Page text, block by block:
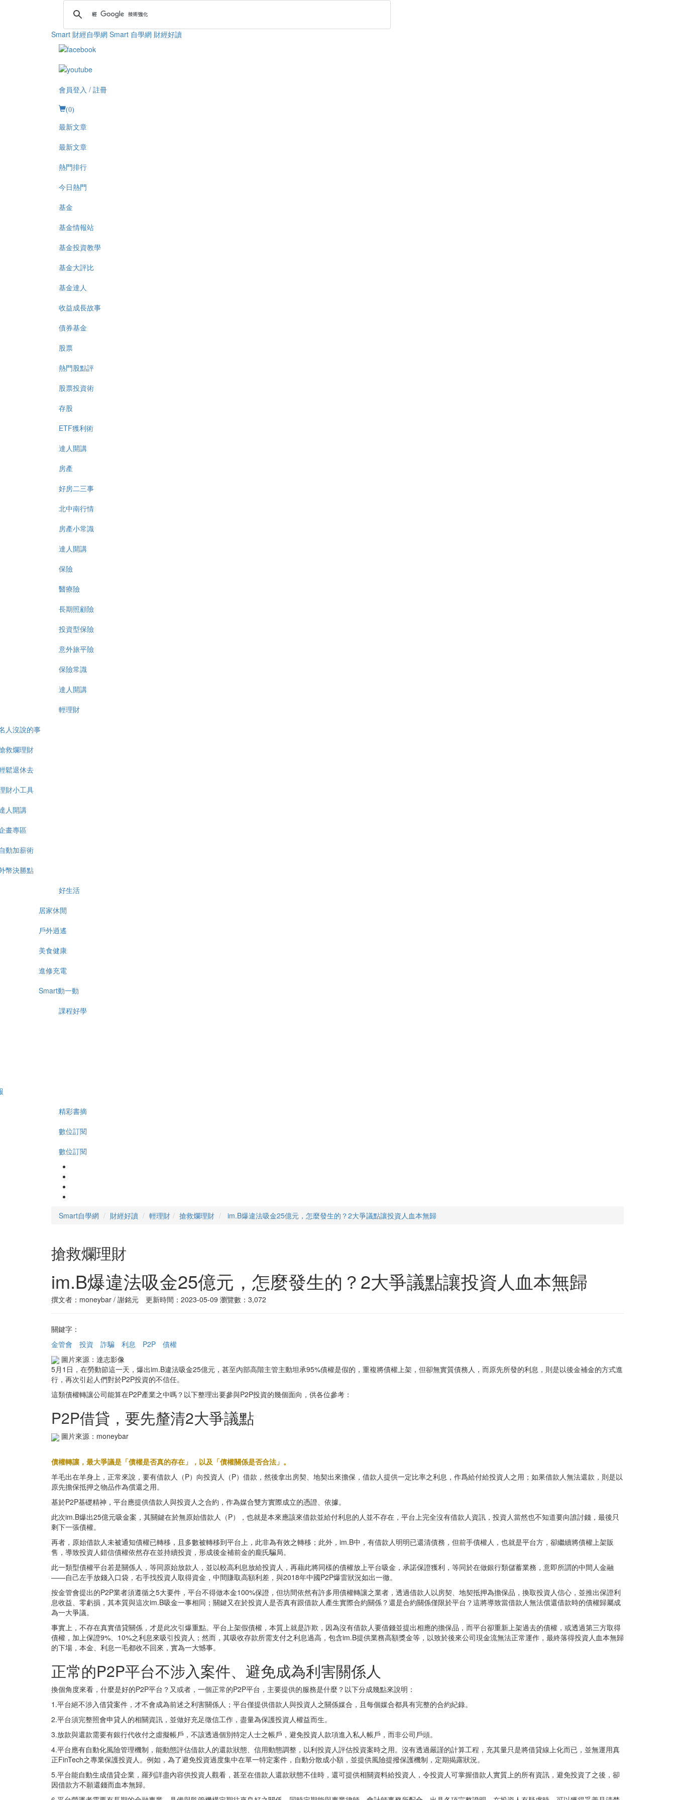
Smart 財經自學網 Smart 自學網 財經好讀
會員登入 / 註冊
(0)
最新文章
最新文章
熱門排行
今日熱門
基金
基金情報站
基金投資教學
基金大評比
基金達人
收益成長故事
債券基金
股票
熱門股點評
股票投資術
存股
ETF獲利術
達人開講
房產
好房二三事
北中南行情
房產小常識
達人開講
保險
醫療險
長期照顧險
投資型保險
意外旅平險
保險常識
達人開講
輕理財
人沒說的事
救爛理財
鬆退休去
財小工具
人開講
畫專區
動加薪術
幣決勝點
好生活
居家休閒
戶外逍遙
美食健康
進修充電
Smart動一動
課程好學
精彩書摘
數位訂閱
數位訂閱
Smart自學網 財經好讀 輕理財 搶救爛理財 im.B爆違法吸金25億元，怎麼發生的？2大爭議點讓投資人血本無歸
搶救爛理財
im.B爆違法吸金25億元，怎麼發生的？2大爭議點讓投資人血本無歸
撰文者：moneybar / 謝銘元 更新時間：2023-05-09 瀏覽數：3,072
關鍵字：
金管會
投資 詐騙 利息 P2P
債權
圖片來源：達志影像
5月1日，在勞動節這一天，爆出im.B違法吸金25億元，甚至內部高階主管主動坦承95%債權是假的，重複將債權上架，但卻無實質債務人，而原先所發的利息，則是以後金補金的方式進
行，再次引起人們對於P2P投資的不信任。
這類債權轉讓公司能算在P2P產業之中嗎？以下整理出要參與P2P投資的幾個面向，供各位參考：
P2P借貸，要先釐清2大爭議點
圖片來源：moneybar
債權轉讓，最大爭議是「債權是否真的存在」，以及「債權關係是否合法」。
羊毛出在羊身上，正常來說，要有借款人（P）向投資人（P）借款，然後拿出房契、地契出來擔保，借款人提供一定比率之利息，作爲給付給投資人之用；如果借款人無法還款，則是以
原先擔保抵押之物品作為償還之用。
基於P2P基礎精神，平台應提供借款人與投資人之合約，作為媒合雙方實際成立的憑證、依據。
此次im.B爆出25億元吸金案，其關鍵在於無原始借款人（P），也就是本來應該來借款並給付利息的人並不存在，平台上完全沒有借款人資訊，投資人當然也不知道要向誰討錢，最後只
剩下一張債權。
再者，原始借款人未被通知債權已轉移，且多數被轉移到平台上，此非為有效之轉移；此外，im.B中，有借款人明明已還清債務，但前手債權人，也就是平台方，卻繼續將債權上架販
售，導致投資人錯信債權依然存在並持續投資，形成後金補前金的龐氏騙局。
此一類型債權平台若是關係人，等同原始放款人，並以較高利息放給投資人，再藉此將同樣的債權放上平台吸金，承諾保證獲利，等同於在做銀行類儲蓄業務，意即所謂的中間人金融
——自己左手放錢入口袋，右手找投資人取得資金，中間賺取高額利差，與2018年中國P2P爆雷狀況如出一徹。
按金管會提出的P2P業者須遵循之5大要件，平台不得做本金100%保證，但坊間依然有許多用債權轉讓之業者，透過借款人以房契、地契抵押為擔保品，換取投資人信心，並推出保證利
息收益、零虧損，其本質與這次im.B吸金一事相同；關鍵又在於投資人是否真有跟借款人產生實際合約關係？還是合約關係僅限於平台？這將導致當借款人無法償還借款時的債權歸屬成
為一大爭議。
事實上，不存在真實借貸關係，才是此次引爆重點。平台上架假債權，本質上就是詐欺，因為沒有借款人要借錢並提出相應的擔保品，而平台卻重新上架過去的債權，或透過第三方取得
債權，加上保證9%、10%之利息來吸引投資人；然而，其吸收存款所需支付之利息過高，包含im.B提供業務高額獎金等，以致於後來公司現金流無法正常運作，最終落得投資人血本無歸
的下場，本金、利息一毛都收不回來，實為一大憾事。
正常的P2P平台不涉入案件、避免成為利害關係人
換個角度來看，什麼是好的P2P平台？又或者，一個正常的P2P平台，主要提供的服務是什麼？以下分成幾點來說明：
1.平台絕不涉入借貸案件，才不會成為前述之利害關係人；平台僅提供借款人與投資人之關係媒合，且每個媒合都具有完整的合約紀錄。
2.平台須完整照會申貸人的相關資訊，並做好充足徵信工作，盡量為保護投資人權益而生。
3.放款與還款需要有銀行代收付之虛擬帳戶，不該透過個別特定人士之帳戶，避免投資人款項進入私人帳戶，而非公司戶頭。
4.平台應有自動化風險管理機制，能動態評估借款人的還款狀態、信用動態調整，以利投資人評估投資案時之用。沒有透過嚴謹的計算工程，充其量只是將借貸線上化而已，並無運用真
正FinTech之專業保護投資人。例如，為了避免投資過度集中在單一特定案件，自動分散成小額，並提供風險提撥保護機制，定期揭露狀況。
5.平台能自動生成借貸企業，羅列詳盡內容供投資人觀看，甚至在借款人還款狀態不佳時，還可提供相關資料給投資人，令投資人可掌握借款人實質上的所有資訊，避免投資了之後，卻
因借款方不願還錢而血本無歸。